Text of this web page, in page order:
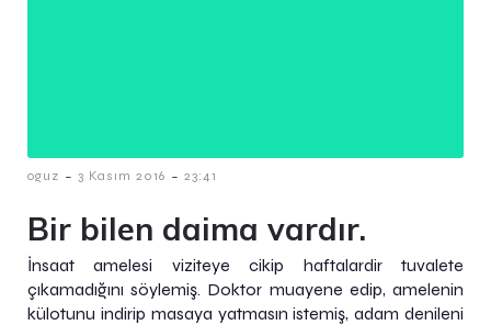
oguz - 3 Kasım 2016 - 23:41
Bir bilen daima vardır.
İnsaat amelesi viziteye cikip haftalardir tuvalete
çıkamadığını söylemiş. Doktor muayene edip, amelenin
külotunu indirip masaya yatmasın istemiş, adam denileni